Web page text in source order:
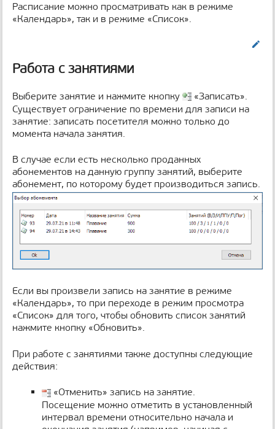
Расписание можно просматривать как в режиме
«Календарь», так и в режиме «Список».
Работа с занятиями
Выберите занятие и нажмите кнопку
«Записать».
Существует ограничение по времени для записи на
занятие: записать посетителя можно только до
момента начала занятия.
В случае если есть несколько проданных
абонементов на данную группу занятий, выберите
абонемент, по которому будет производиться запись.
Если вы произвели запись на занятие в режиме
«Календарь», то при переходе в режим просмотра
«Список» для того, чтобы обновить список занятий
нажмите кнопку «Обновить».
При работе с занятиями также доступны следующие
действия:
«Отменить» запись на занятие.
Посещение можно отметить в установленный
интервал времени относительно начала и